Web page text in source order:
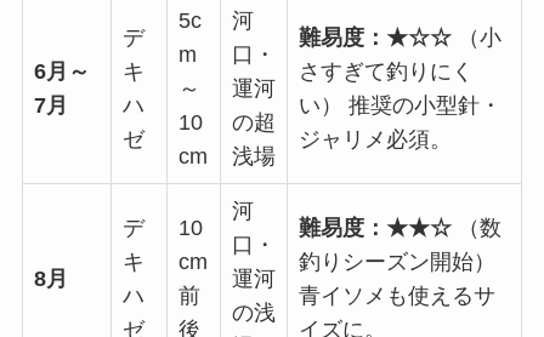
6月～
7月
デ
キ
ハ
ゼ
5c
m
～
10
cm
河
口・
運河
の超
浅場
難易度：★☆☆（小
さすぎて釣りにく
い） 推奨の小型針・
ジャリメ必須。
8月
デ
キ
ハ
ゼ
10
cm
前
後
河
口・
運河
の浅
難易度：★★☆（数
釣りシーズン開始）
青イソメも使えるサ
イズに。